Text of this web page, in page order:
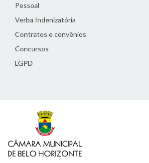
Pessoal
Verba Indenizatória
Contratos e convênios
Concursos
LGPD